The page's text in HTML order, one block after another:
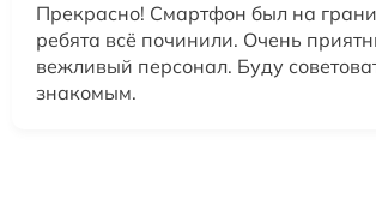
Прекрасно! Смартфон был на
ребята всё починили. Очень
вежливый персонал. Буду
знакомым.